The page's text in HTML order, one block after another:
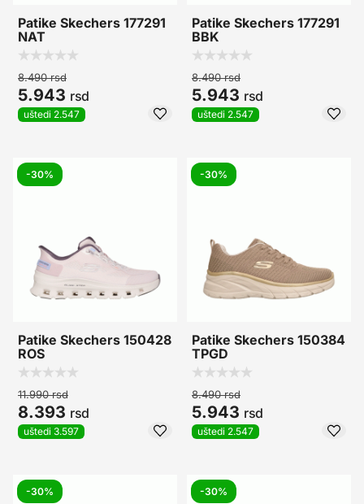
Patike Skechers 177291
NAT
8.490rsd
5.943 rsd
uštedi 2.547
Patike Skechers 177291
BBK
8.490rsd
5.943 rsd
uštedi 2.547
-30%
Patike Skechers 150428
ROS
11.990rsd
8.393 rsd
uštedi 3.597
-30%
Patike Skechers 150384
TPGD
8.490rsd
5.943 rsd
uštedi 2.547
-30% -30%